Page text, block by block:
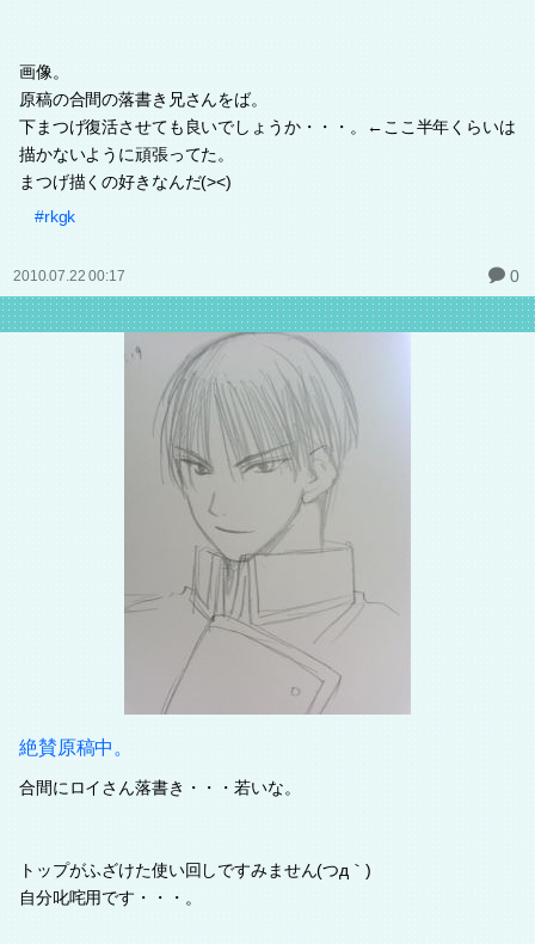
画像。
原稿の合間の落書き兄さんをば。
下まつげ復活させても良いでしょうか・・・。←ここ半年くらいは
描かないように頑張ってた。
まつげ描くの好きなんだ(><)
#rkgk
2010.07.22 00:17 0
絶賛原稿中。
合間にロイさん落書き・・・若いな。
トップがふざけた使い回しですみません(つд｀)
自分叱咤用です・・・。